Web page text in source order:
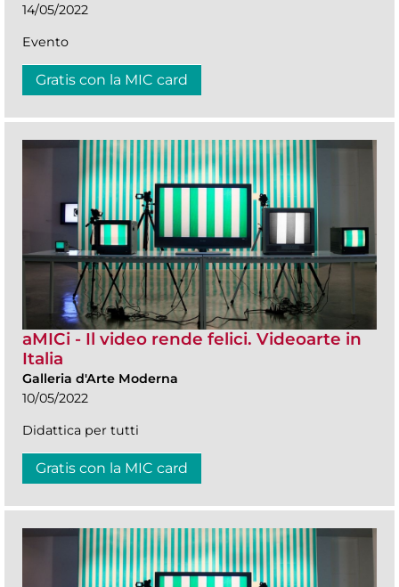
14/05/2022
Evento
Gratis con la MIC card
aMICi - Il video rende felici. Videoarte in
Italia
Galleria d'Arte Moderna
10/05/2022
Didattica per tutti
Gratis con la MIC card